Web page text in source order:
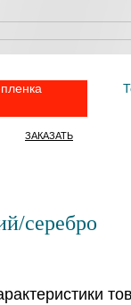
ЗАКАЗАТЬ
серебро